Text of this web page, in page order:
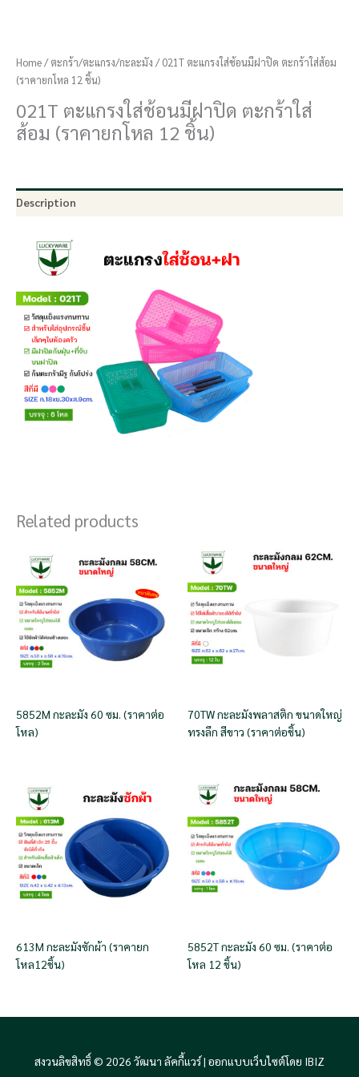
Home/ตะกร้า/ตะแกรง/กะละมัง / 021T ตะแกรงใส่ช้อนมีฝาปิด ตะกร้าใส่ส้อม
(ราคายกโหล 12 ชิ้น)
021T ตะแกรงใส่ช้อนมีฝาปิด ตะกร้าใส่
ส้อม (ราคายกโหล 12 ชิ้น)
Description
Related products
5852M กะละมัง 60 ซม. (ราคาต่อ
โหล)
70TW กะละมังพลาสติก ขนาดใหญ่
ทรงลึก สีขาว (ราคาต่อชิ้น)
613M กะละมังซักผ้า (ราคายก
โหล12ชิ้น)
5852T กะละมัง 60 ซม. (ราคาต่อ
โหล 12 ชิ้น)
สงวนลิขสิทธิ์ © 2026 วัฒนา ลัคกี้แวร์ | ออกแบบเว็บไซต์โดย IBIZ